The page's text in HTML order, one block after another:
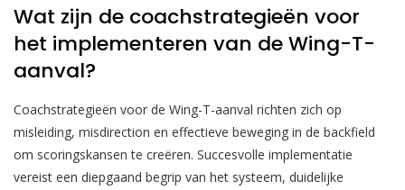
Wat zijn de coachstrategieën voor
het implementeren van de Wing-T-
aanval?
Coachstrategieën voor de Wing-T-aanval richten zich op
misleiding, misdirection en effectieve beweging in de backfield
om scoringskansen te creëren. Succesvolle implementatie
vereist een diepgaand begrip van het systeem, duidelijke